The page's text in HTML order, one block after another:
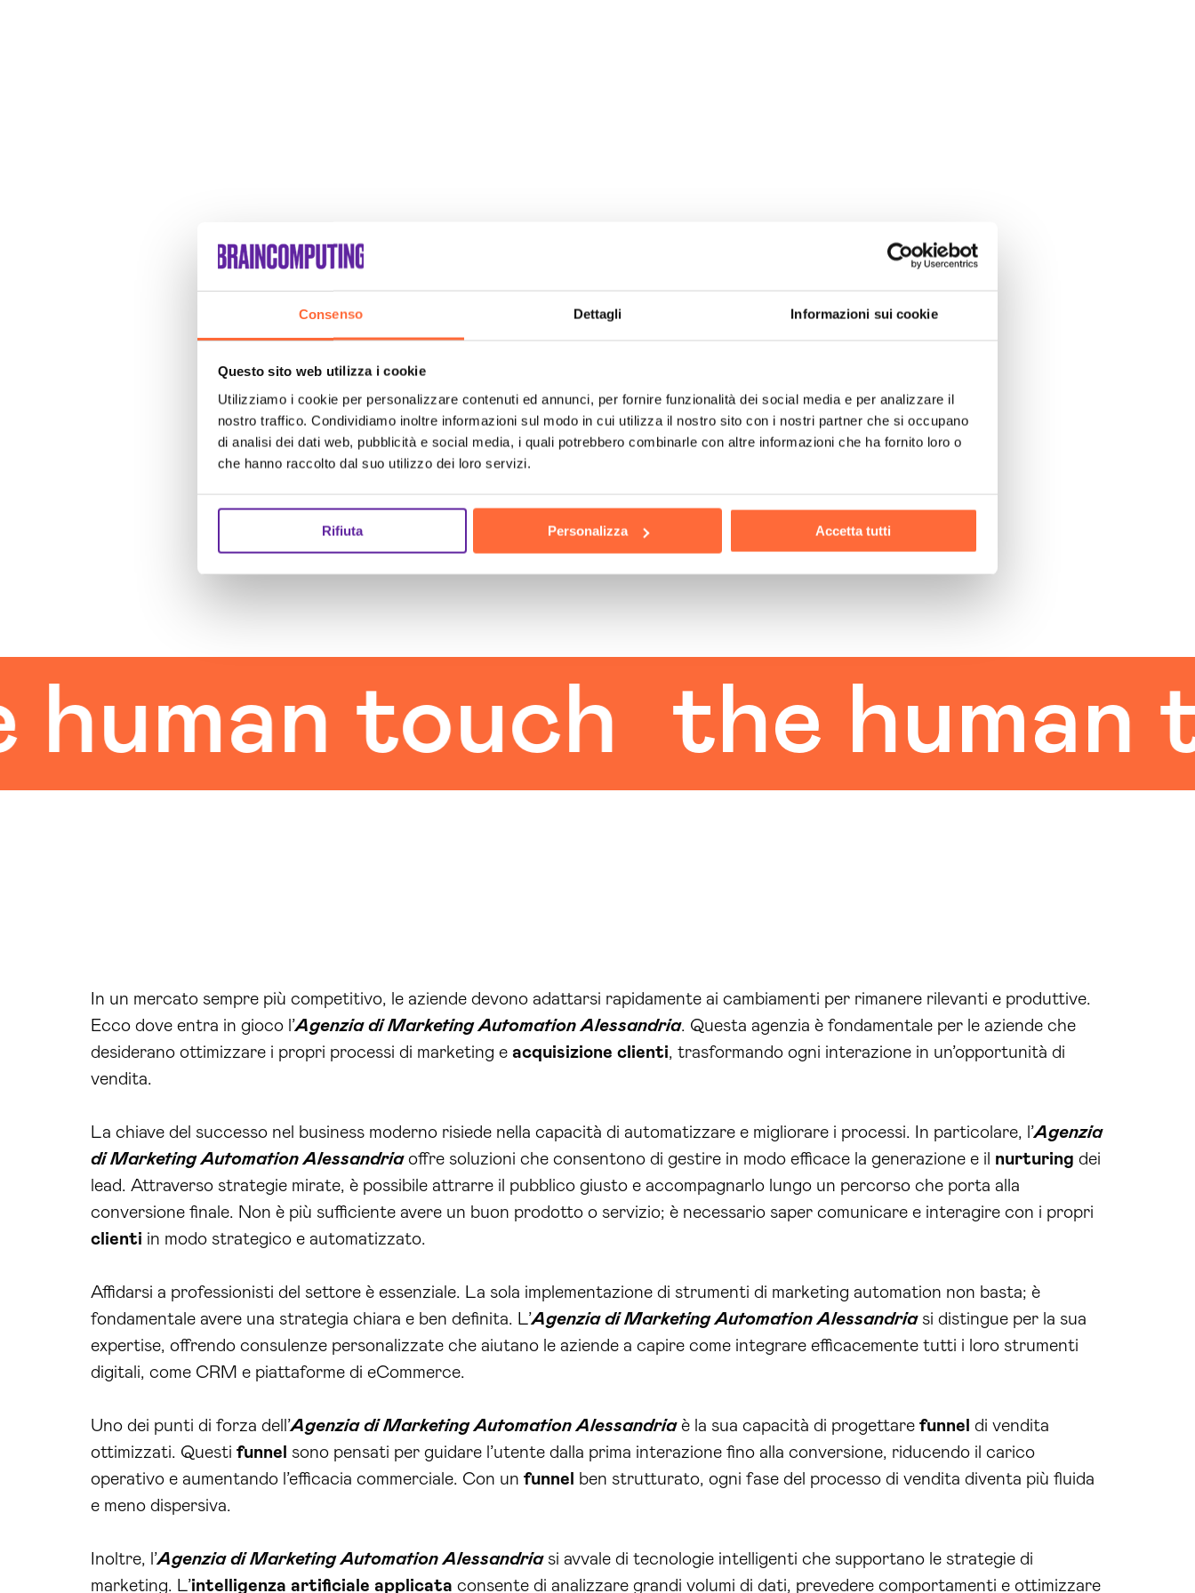
Consenso Dettagli Informazioni sui cookie
Questo sito web utilizza i cookie
Utilizziamo i cookie per personalizzare contenuti ed annunci, per fornire funzionalità dei social media e per analizzare il
nostro traffico. Condividiamo inoltre informazioni sul modo in cui utilizza il nostro sito con i nostri partner che si occupano
di analisi dei dati web, pubblicità e social media, i quali potrebbero combinarle con altre informazioni che ha fornito loro o
che hanno raccolto dal suo utilizzo dei loro servizi.
Rifiuta Personalizza Accetta tutti
touch the human
In un mercato sempre più competitivo, le aziende devono adattarsi rapidamente ai cambiamenti per rimanere rilevanti e produttive.
Ecco dove entra in gioco l’Agenzia di Marketing Automation Alessandria. Questa agenzia è fondamentale per le aziende che
desiderano ottimizzare i propri processi di marketing e acquisizione clienti, trasformando ogni interazione in un’opportunità di
vendita.
La chiave del successo nel business moderno risiede nella capacità di automatizzare e migliorare i processi. In particolare, l’Agenzia
di Marketing Automation Alessandriaoffre soluzioni che consentono di gestire in modo efficace la generazione e il nurturing dei
lead. Attraverso strategie mirate, è possibile attrarre il pubblico giusto e accompagnarlo lungo un percorso che porta alla
conversione finale. Non è più sufficiente avere un buon prodotto o servizio; è necessario saper comunicare e interagire con i propri
clienti in modo strategico e automatizzato.
Affidarsi a professionisti del settore è essenziale. La sola implementazione di strumenti di marketing automation non basta; è
fondamentale avere una strategia chiara e ben definita. L’Agenzia di Marketing Automation Alessandriasi distingue per la sua
expertise, offrendo consulenze personalizzate che aiutano le aziende a capire come integrare efficacemente tutti i loro strumenti
digitali, come CRM e piattaforme di eCommerce.
Uno dei punti di forza dell’Agenzia di Marketing Automation Alessandriaè la sua capacità di progettare funnel di vendita
ottimizzati. Questi funnel sono pensati per guidare l’utente dalla prima interazione fino alla conversione, riducendo il carico
operativo e aumentando l’efficacia commerciale. Con un funnel
ben strutturato, ogni fase del processo di vendita diventa più fluida
e meno dispersiva.
Inoltre, l’Agenzia di Marketing Automation Alessandriasi avvale di tecnologie intelligenti che supportano le strategie di
marketing. L’intelligenza artificiale applicata consente di analizzare grandi volumi di dati, prevedere comportamenti e ottimizzare